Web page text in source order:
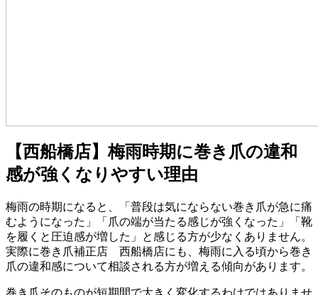
【西船橋店】梅雨時期に巻き爪の違和
感が強くなりやすい理由
梅雨の時期になると、「普段は気にならない巻き爪が急に痛
むようになった」「爪の端が当たる感じが強くなった」「靴
を履くと圧迫感が増した」と感じる方が少なくありません。
実際に巻き爪補正店 西船橋店にも、梅雨に入る頃から巻き
爪の違和感について相談される方が増える傾向があります。
巻き爪そのものが短期間で大きく変化するわけではありませ